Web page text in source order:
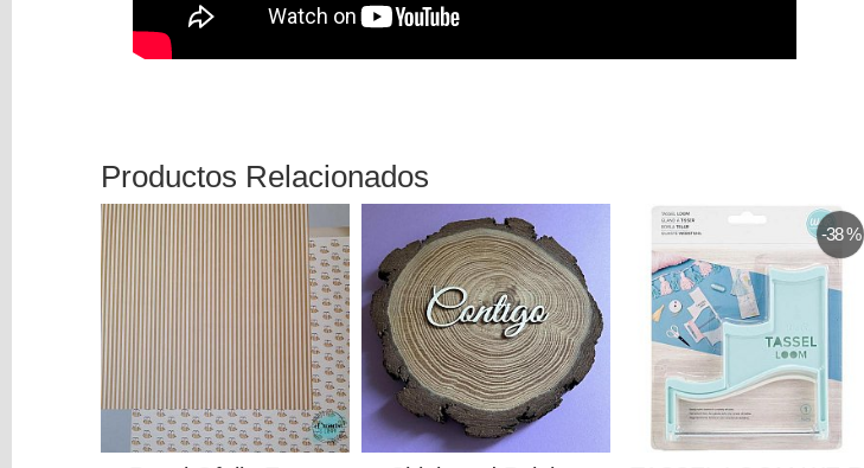
Productos Relacionados